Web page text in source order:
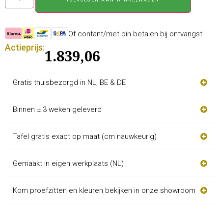
Of contant/met pin betalen bij ontvangst
Actieprijs:
1.839,06
Gratis thuisbezorgd in NL, BE & DE
Binnen ± 3 weken geleverd
Tafel gratis exact op maat (cm nauwkeurig)
Gemaakt in eigen werkplaats (NL)
Kom proefzitten en kleuren bekijken in onze showroom